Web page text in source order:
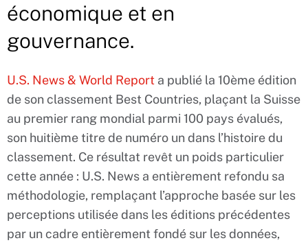
économique et en
gouvernance.
U.S. News & World Report a publié la 10ème édition
de son classement Best Countries, plaçant la Suisse
au premier rang mondial parmi 100 pays évalués,
son huitième titre de numéro un dans l’histoire du
classement. Ce résultat revêt un poids particulier
cette année : U.S. News a entièrement refondu sa
méthodologie, remplaçant l’approche basée sur les
perceptions utilisée dans les éditions précédentes
par un cadre entièrement fondé sur les données,